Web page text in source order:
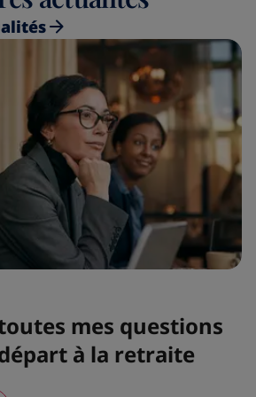
mes questions
à la retraite